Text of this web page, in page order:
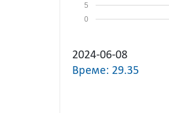
0
5
2024-06-08
Време: 29.35